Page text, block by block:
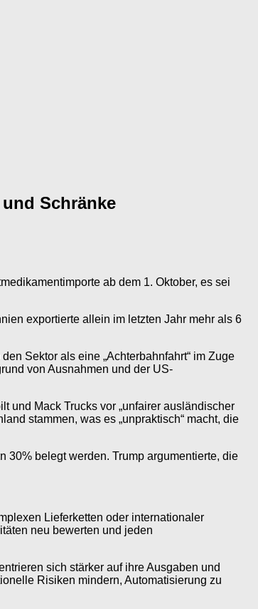
Schränke
ab dem 1. Oktober, es sei
exportierte allein im letzten Jahr mehr als 6
Sektor als eine „Achterbahnfahrt“ im Zuge
von Ausnahmen und der US-
und Mack Trucks vor „unfairer ausländischer
stammen, was es „unpraktisch“ macht, die
30% belegt werden. Trump argumentierte, die
Lieferketten oder internationaler
neu bewerten und jeden
sich stärker auf ihre Ausgaben und
Risiken mindern, Automatisierung zu